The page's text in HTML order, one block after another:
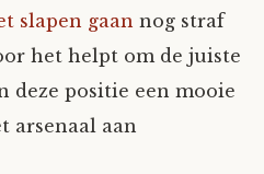
slapen gaan nog straf
het helpt om de juiste
deze positie een mooie
arsenaal aan